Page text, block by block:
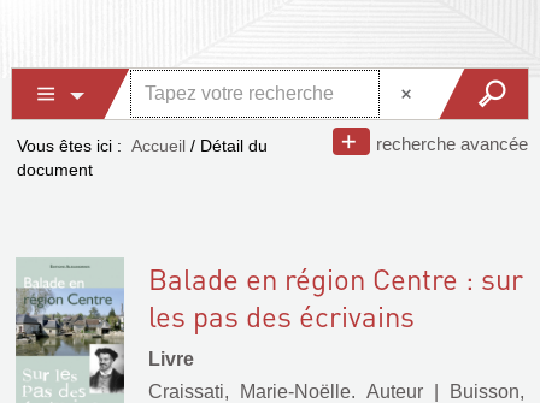
recherche avancée
Vous êtes ici : Accueil / Détail du
document
Balade en région Centre : sur
les pas des écrivains
Livre
Craissati, Marie-Noëlle. Auteur|
Buisson,